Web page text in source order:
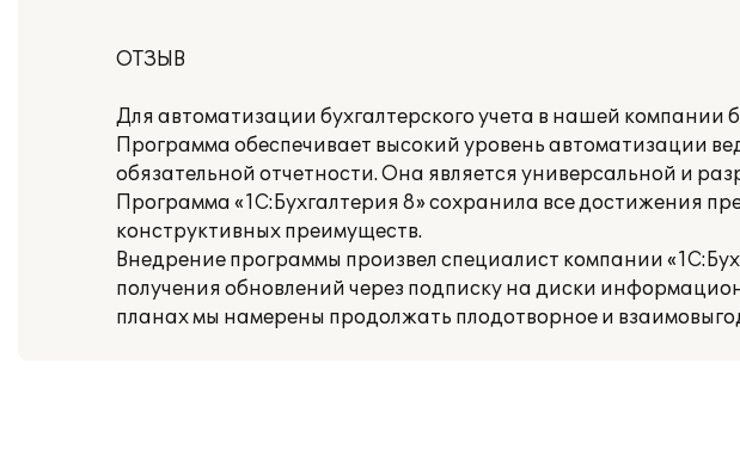
ОТЗЫВ
Для автоматизации бухгалтерского учета в нашей
Программа обеспечивает высокий уровень автоматизации
обязательной отчетности. Она является универсальной и
Программа «1С:Бухгалтерия 8» сохранила все достижения
конструктивных преимуществ.
Внедрение программы произвел специалист компании
получения обновлений через подписку на диски
планах мы намерены продолжать плодотворное и